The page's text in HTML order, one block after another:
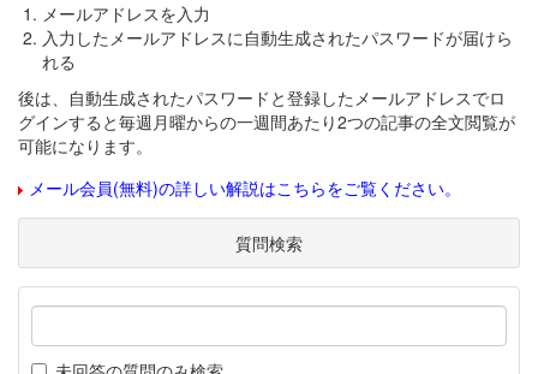
メールアドレスを入力
入力したメールアドレスに自動生成されたパスワードが届けら
れる
後は、自動生成されたパスワードと登録したメールアドレスでロ
グインすると毎週月曜からの一週間あたり2つの記事の全文閲覧が
可能になります。
メール会員(無料)の詳しい解説はこちらをご覧ください。
質問検索